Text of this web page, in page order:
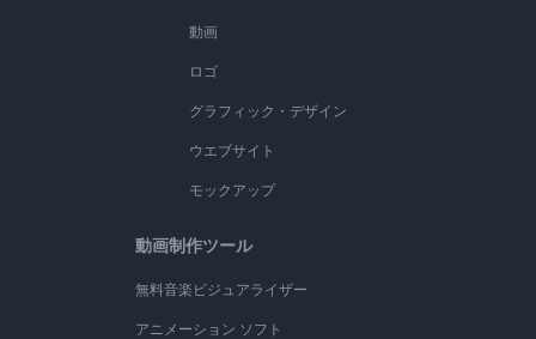
動画
ロゴ
グラフィック・デザイン
ウエブサイト
モックアップ
動画制作ツール
無料音楽ビジュアライザー
アニメーション ソフト